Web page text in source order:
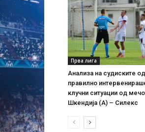
Прва лига
Анализа на судиските
правилно
клучни ситуации од
Шкендија (А) – Силекс